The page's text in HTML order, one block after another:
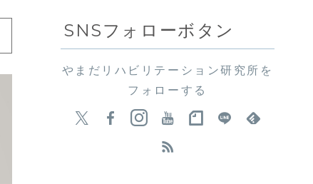
SNSフォローボタン
やまだリハビリテーション研究所を
フォローする